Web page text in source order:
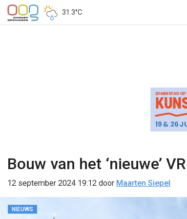
31.3°C
Bouw van het ‘nieuwe’
12 september 2024 19:12 door Maarten Siepel
NIEUWS